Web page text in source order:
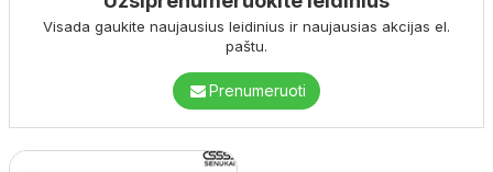
Visada gaukite naujausius leidinius ir naujausias akcijas el.
paštu.
Prenumeruoti